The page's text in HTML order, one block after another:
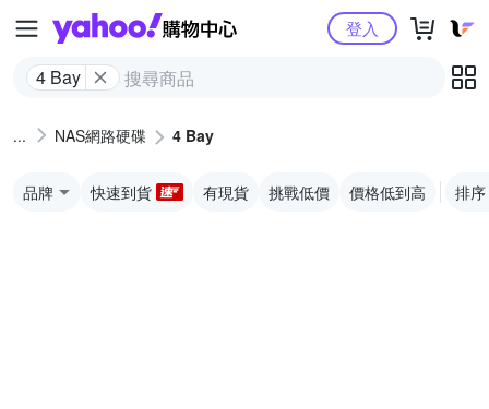
Yahoo購物中心
4 Bay
登入
NAS網路硬碟 4 Bay
品牌 快速到貨 有現貨 挑戰低價 價格低到高 排序